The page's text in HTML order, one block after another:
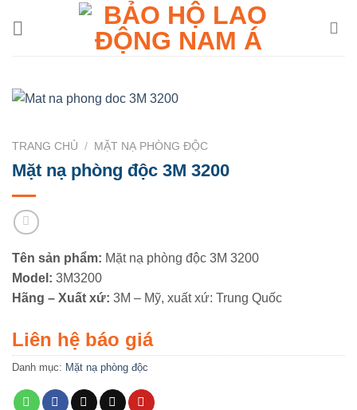
TRANG CHỦ / MẶT NẠ PHÒNG ĐỘC
Mặt nạ phòng độc 3M 3200
Tên sản phẩm: Mặt nạ phòng độc 3M 3200
Model: 3M3200
Hãng – Xuất xứ: 3M – Mỹ, xuất xứ: Trung Quốc
Liên hệ báo giá
Danh mục: Mặt nạ phòng độc